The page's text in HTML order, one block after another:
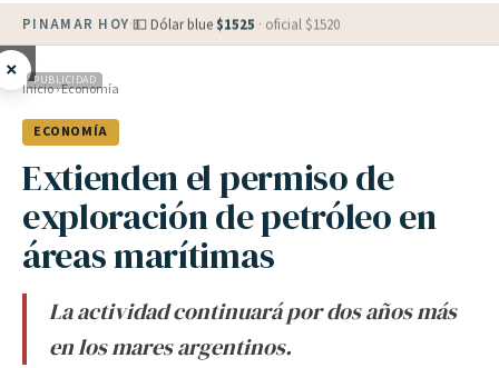
PINAMAR HOY·💵 Dólar blue $1525 · oficial $1520
× PUBLICIDAD
Inicio›Economía
ECONOMÍA
Extienden el permiso de
exploración de petróleo en
áreas marítimas
La actividad continuará por dos años más
en los mares argentinos.